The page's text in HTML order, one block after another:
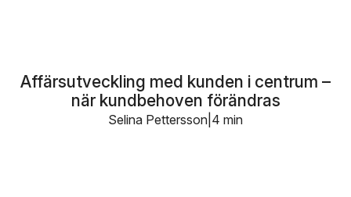
Affärsutveckling med kunden i centrum –
när kundbehoven förändras
4 min
Selina Pettersson